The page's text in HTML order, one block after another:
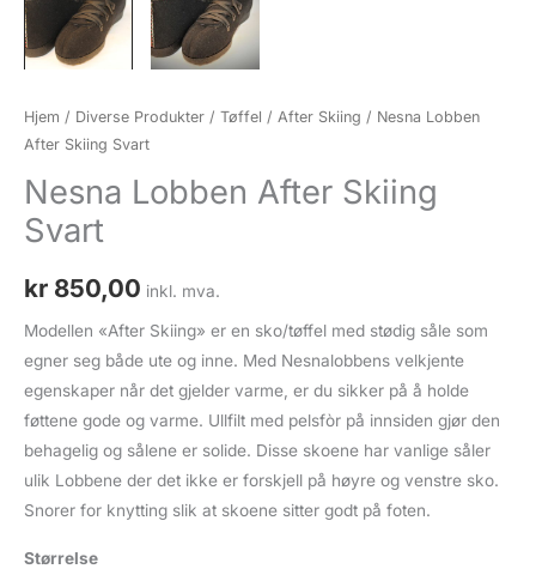
Hjem / Diverse Produkter / Tøffel / After Skiing / Nesna Lobben
After Skiing Svart
Nesna Lobben After Skiing
Svart
kr 850,00 inkl. mva.
Modellen «After Skiing» er en sko/tøffel med stødig såle som
egner seg både ute og inne. Med Nesnalobbens velkjente
egenskaper når det gjelder varme, er du sikker på å holde
føttene gode og varme. Ullfilt med pelsfòr på innsiden gjør den
behagelig og sålene er solide. Disse skoene har vanlige såler
ulik Lobbene der det ikke er forskjell på høyre og venstre sko.
Snorer for knytting slik at skoene sitter godt på foten.
Størrelse